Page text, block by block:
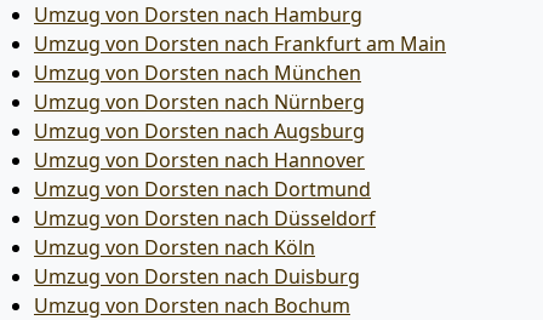
Umzug von Dorsten nach Hamburg
Umzug von Dorsten nach Frankfurt am Main
Umzug von Dorsten nach München
Umzug von Dorsten nach Nürnberg
Umzug von Dorsten nach Augsburg
Umzug von Dorsten nach Hannover
Umzug von Dorsten nach Dortmund
Umzug von Dorsten nach Düsseldorf
Umzug von Dorsten nach Köln
Umzug von Dorsten nach Duisburg
Umzug von Dorsten nach Bochum